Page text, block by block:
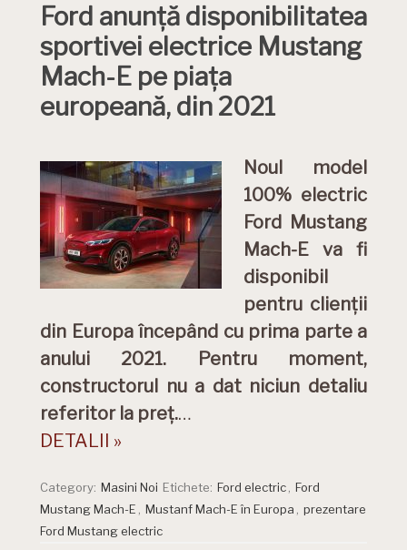
Ford anunță disponibilitatea
sportivei electrice Mustang
Mach-E pe piața
europeană, din 2021
Noul model
100% electric
Ford Mustang
Mach-E va fi
disponibil
pentru clienții
din Europa începând cu prima parte a
anului 2021. Pentru moment,
constructorul nu a dat niciun detaliu
referitor la preț.…
DETALII »
Category: Masini Noi Etichete: Ford electric
Ford
Mustang Mach-E
Mustanf Mach-E în Europa
prezentare
Ford Mustang electric